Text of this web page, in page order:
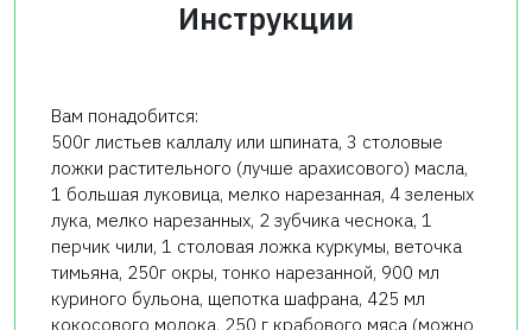
Инструкции
Вам понадобится:
500г листьев каллалу или шпината, 3 столовые
ложки растительного (лучше арахисового) масла,
1 большая луковица, мелко нарезанная, 4 зеленых
лука, мелко нарезанных, 2 зубчика чеснока, 1
перчик чили, 1 столовая ложка куркумы, веточка
тимьяна, 250г окры, тонко нарезанной, 900 мл
куриного бульона, щепотка шафрана, 425 мл
кокосового молока, 250 г крабового мяса (можно